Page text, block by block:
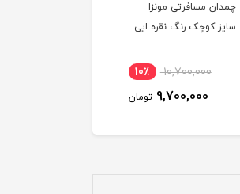
چمدان مسافرتی مونزا
سایز کوچک رنگ نقره ایی
10,700,000 10٪
9,700,000 تومان